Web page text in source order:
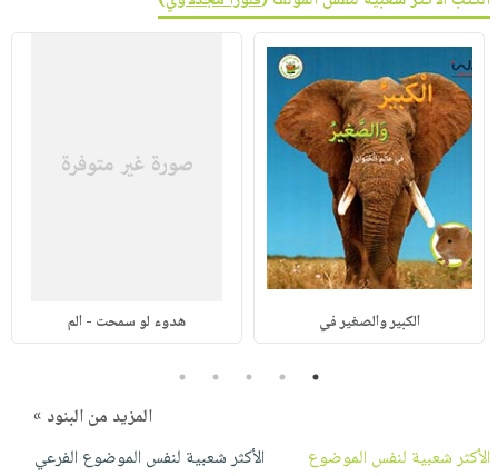
الكبير والصغير في هدوء لو سمحت - الم
1
2
3
4
5
المزيد من البنود »
الأكثر شعبية لنفس الموضوع
الأكثر شعبية لنفس الموضوع الفرعي